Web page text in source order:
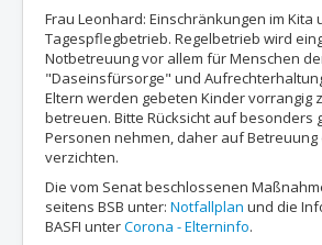
Frau Leonhard: Einschränkungen im Kita
Tagespflegbetrieb. Regelbetrieb wird
Notbetreuung vor allem für Menschen
"Daseinsfürsorge" und
Eltern werden gebeten Kinder vorrangig
betreuen. Bitte Rücksicht auf besonders
Personen nehmen, daher auf
verzichten.
Die vom Senat beschlossenen
seitens BSB unter: Notfallplan und die
BASFI unterCorona - Elterninfo.